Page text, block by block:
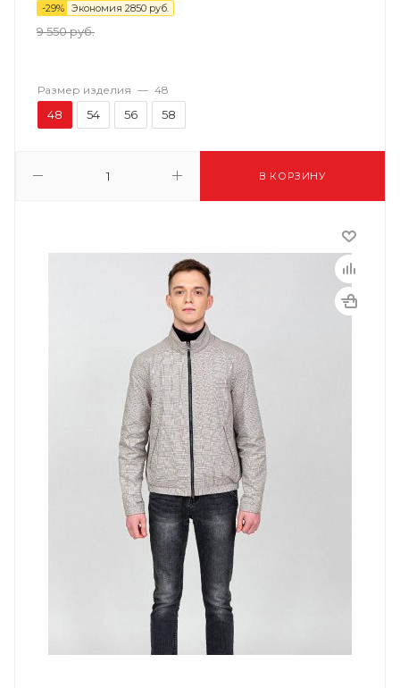
-29% Экономия 2850 руб.
9 550руб.
В КОРЗИНУ
Размер изделия — 48
48 54 56 58